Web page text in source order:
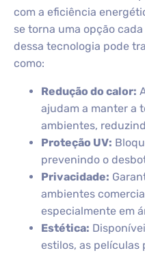
com a eficiência
se torna uma opção
dessa tecnologia pode
como:
Redução do calor:
ajudam a manter a
ambientes,
Proteção UV:
prevenindo o
Privacidade:
ambientes
especialmente em
Estética:
estilos, as películas